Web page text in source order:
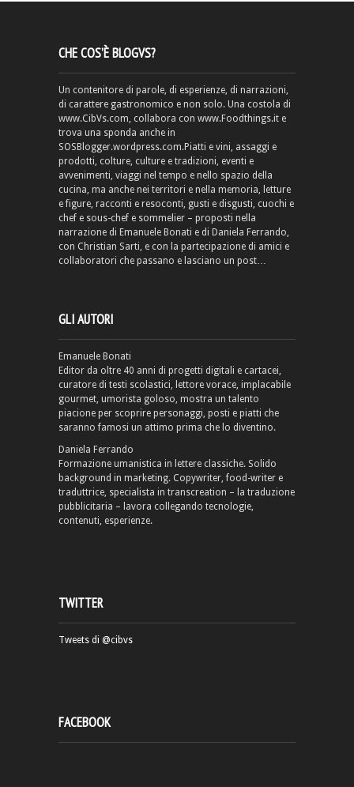
CHE COS’È BLOGVS?
Un contenitore di parole, di esperienze, di narrazioni,
di carattere gastronomico e non solo. Una costola di
www.CibVs.com, collabora con www.Foodthings.it e
trova una sponda anche in
SOSBlogger.wordpress.com.Piatti e vini, assaggi e
prodotti, colture, culture e tradizioni, eventi e
avvenimenti, viaggi nel tempo e nello spazio della
cucina, ma anche nei territori e nella memoria, letture
e figure, racconti e resoconti, gusti e disgusti, cuochi e
chef e sous-chef e sommelier – proposti nella
narrazione di Emanuele Bonati e di Daniela Ferrando,
con Christian Sarti, e con la partecipazione di amici e
collaboratori che passano e lasciano un post…
GLI AUTORI
Emanuele Bonati
Editor da oltre 40 anni di progetti digitali e cartacei,
curatore di testi scolastici, lettore vorace, implacabile
gourmet, umorista goloso, mostra un talento
piacione per scoprire personaggi, posti e piatti che
saranno famosi un attimo prima che lo diventino.
Daniela Ferrando
Formazione umanistica in lettere classiche. Solido
background in marketing. Copywriter, food-writer e
traduttrice, specialista in transcreation – la traduzione
pubblicitaria – lavora collegando tecnologie,
contenuti, esperienze.
TWITTER
Tweets di @cibvs
FACEBOOK